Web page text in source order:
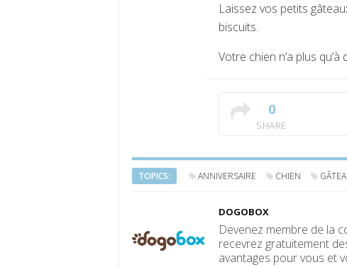
Laissez vos petits
biscuits.
Votre chien n’a plus qu’à
0
SHARE
TOPICS: ANNIVERSAIRE CHIEN
DOGOBOX
Devenez membre de la
recevrez gratuitement
avantages pour vous et